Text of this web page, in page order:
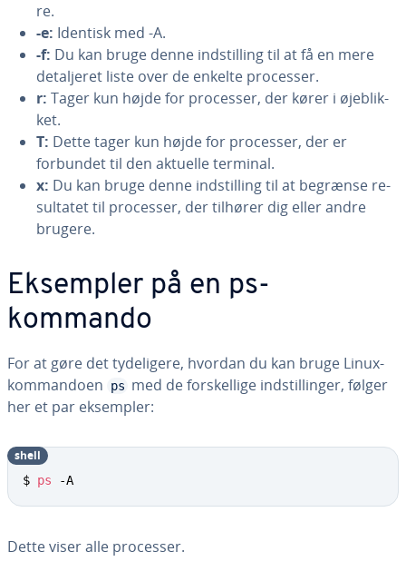
re.
-e: Identisk med -A.
-f: Du kan bruge denne indstil­ling til at få en mere
de­tal­je­ret liste over de enkelte processer.
r: Tager kun højde for processer, der kører i øje­blik­
ket.
T: Dette tager kun højde for processer, der er
forbundet til den aktuelle terminal.
x: Du kan bruge denne indstil­ling til at begrænse re­
sul­ta­tet til processer, der tilhører dig eller andre
brugere.
Eksempler på en ps-
kommando
For at gøre det ty­de­li­ge­re, hvordan du kan bruge Linux-
kom­man­do­en
ps med de for­skel­li­ge indstil­lin­ger, følger
her et par eksempler:
$ ps -A
shell
Dette viser alle processer.